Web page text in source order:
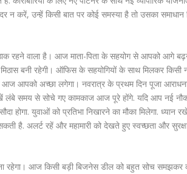
न करें, उन्हें किसी बात पर कोई समस्या है तो उसका
रहने वाला है। आज माता-पिता के सहयोग से आपको आगे
बनी रहेगी। ऑफिस के सहयोगियों के साथ मिलकर
आज आपको अच्छा लगेगा। नवरात्र के प्रथम दिन पूजा
समय से सोचे गए कामकाज आज पूरे होंगे. यदि आप नई
होगा. युवाओं को प्रतिभा निखारने का मौका मिलेगा.
है. अलर्ट रहें और महामारी को देखते हुए स्वच्छता और
रहेगा। आज किसी बड़ी बिजनेस डील को बहुत सोच